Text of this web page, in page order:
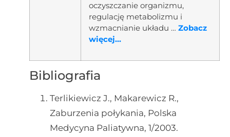
oczyszczanie organizmu,
regulację metabolizmu i
wzmacnianie układu … Zobacz
więcej...
Bibliografia
Terlikiewicz J., Makarewicz R.,
Zaburzenia połykania, Polska
Medycyna Paliatywna, 1/2003.